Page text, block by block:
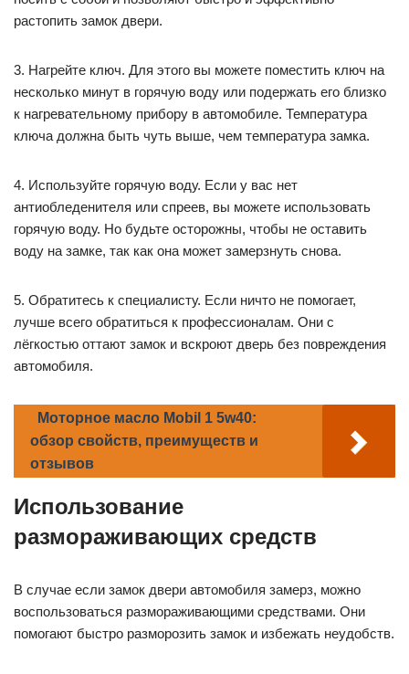
растопить замок двери.
3. Нагрейте ключ. Для этого вы можете поместить ключ на
несколько минут в горячую воду или подержать его близко
к нагревательному прибору в автомобиле. Температура
ключа должна быть чуть выше, чем температура замка.
4. Используйте горячую воду. Если у вас нет
антиобледенителя или спреев, вы можете использовать
горячую воду. Но будьте осторожны, чтобы не оставить
воду на замке, так как она может замерзнуть снова.
5. Обратитесь к специалисту. Если ничто не помогает,
лучше всего обратиться к профессионалам. Они с
лёгкостью оттают замок и вскроют дверь без повреждения
автомобиля.
Моторное масло Mobil 1 5w40:
обзор свойств, преимуществ и
отзывов
Использование
размораживающих средств
В случае если замок двери автомобиля замерз, можно
воспользоваться размораживающими средствами. Они
помогают быстро разморозить замок и избежать неудобств.